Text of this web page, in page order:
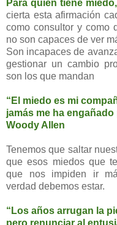
Para quien tiene
cierta esta afirmación
como consultor y como
no son capaces de ver
Son incapaces de
gestionar un cambio
son los que mandan
“El miedo es mi
jamás me ha
Woody Allen
Tenemos que saltar
que esos miedos que
que nos impiden ir
verdad debemos estar.
“Los años arrugan la
pero renunciar al